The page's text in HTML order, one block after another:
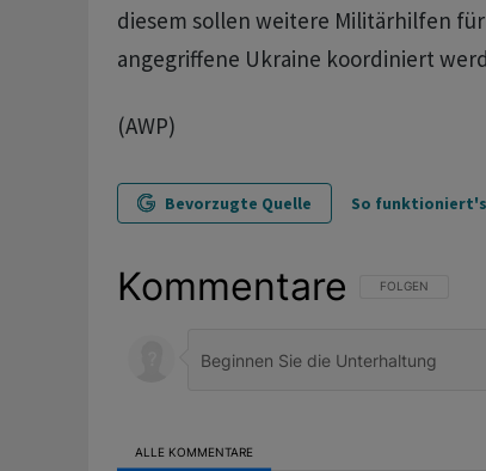
diesem sollen weitere Militärhilfen für
angegriffene Ukraine koordiniert
(AWP)
Bevorzugte Quelle So funktioniert's
Kommentare FOLGE DIESER
FOLGEN
ALLE KOMMENTARE